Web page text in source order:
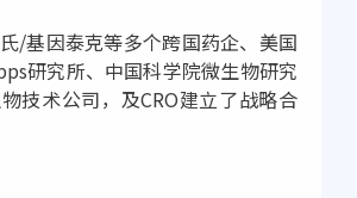
/基因泰克等多个跨国药企、美国
研究所、中国科学院微生物研究
技术公司，及CRO建立了战略合